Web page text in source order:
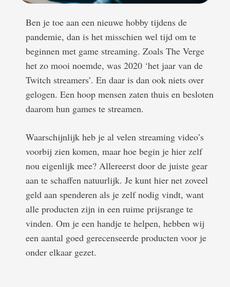
Ben je toe aan een nieuwe hobby tijdens de
pandemie, dan is het misschien wel tijd om te
beginnen met game streaming. Zoals The Verge
het zo mooi noemde, was 2020 ‘het jaar van de
Twitch streamers’. En daar is dan ook niets over
gelogen. Een hoop mensen zaten thuis en besloten
daarom hun games te streamen.
Waarschijnlijk heb je al velen streaming video’s
voorbij zien komen, maar hoe begin je hier zelf
nou eigenlijk mee? Allereerst door de juiste gear
aan te schaffen natuurlijk. Je kunt hier net zoveel
geld aan spenderen als je zelf nodig vindt, want
alle producten zijn in een ruime prijsrange te
vinden. Om je een handje te helpen, hebben wij
een aantal goed gerecenseerde producten voor je
onder elkaar gezet.